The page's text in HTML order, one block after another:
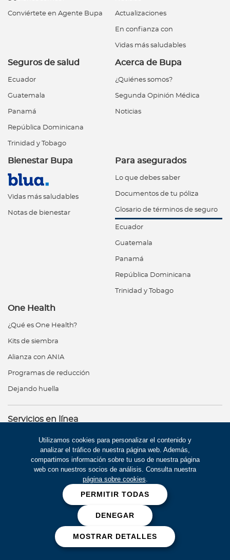
Utilizamos cookies para personalizar el contenido y
analizar el tráfico de nuestra página web. Además,
compartimos información sobre tu uso de nuestra página
web con nuestros socios de análisis. Consulta nuestra
página sobre cookies.
PERMITIR TODAS
DENEGAR
MOSTRAR DETALLES
Conviértete en Agente Bupa Actualizaciones
En confianza con
Vidas más saludables
Seguros de salud
Ecuador
Guatemala
Panamá
República Dominicana
Trinidad y Tobago
Acerca de Bupa
¿Quiénes somos?
Segunda Opinión Médica
Noticias
Bienestar Bupa
Vidas más saludables
Notas de bienestar
Para asegurados
Lo que debes saber
Documentos de tu póliza
Glosario de términos de seguro
Ecuador
Guatemala
Panamá
República Dominicana
Trinidad y Tobago
One Health
¿Qué es One Health?
Kits de siembra
Alianza con ANIA
Programas de reducción
Dejando huella
Servicios en línea
Pre-autorizaciones
Servicio al cliente
USA Medical Services
24 horas, 365 días al año
+1(305) 275-1500
+1(800) 726-1203